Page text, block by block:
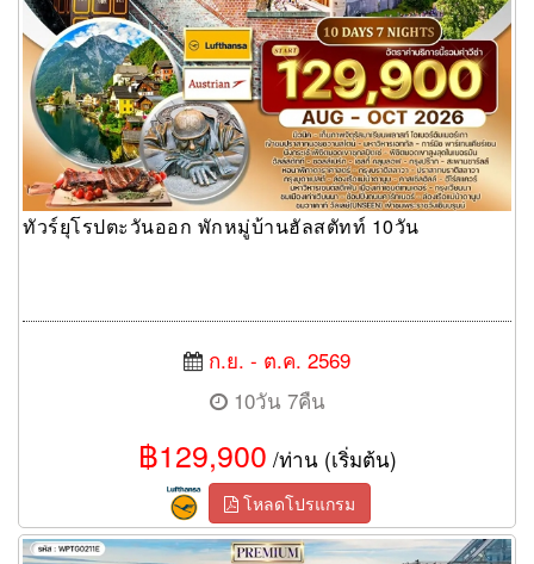
ทัวร์ยุโรปตะวันออก พักหมู่บ้านฮัลสตัทท์ 10วัน
ก.ย. - ต.ค. 2569
10วัน 7คืน
฿129,900 /ท่าน (เริ่มต้น)
โหลดโปรแกรม
ทัวร์ยุโรปตะวันออก 11 วัน 8 คืน พักหมู่บ้านฮัลล์สตัทท์ (TG)